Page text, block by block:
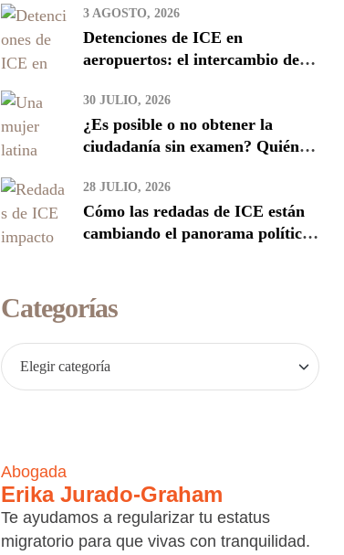
3 AGOSTO, 2026
Detenciones de ICE en
aeropuertos: el intercambio de
para los inmigrantes
30 JULIO, 2026
¿Es posible o no obtener la
ciudadanía sin examen? Quién
28 JULIO, 2026
Cómo las redadas de ICE están
cambiando el panorama político
Categorías
Abogada
Erika Jurado-Graham
Te ayudamos a regularizar tu estatus
migratorio para que vivas con tranquilidad.